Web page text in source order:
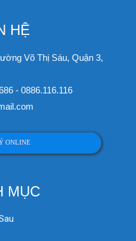
HỆ
Võ Thị Sáu, Quận 3,
- 0886.116.116
ONLINE
MỤC